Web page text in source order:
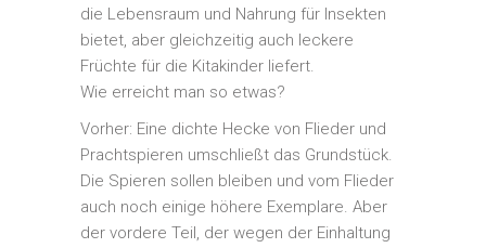
die Lebensraum und Nahrung für Insekten
bietet, aber gleichzeitig auch leckere
Früchte für die Kitakinder liefert.
Wie erreicht man so etwas?
Vorher: Eine dichte Hecke von Flieder und
Prachtspieren umschließt das Grundstück.
Die Spieren sollen bleiben und vom Flieder
auch noch einige höhere Exemplare. Aber
der vordere Teil, der wegen der Einhaltung